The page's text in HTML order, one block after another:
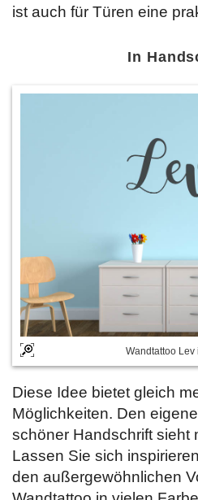
ist auch für Türen eine
In
Wandtattoo Lev
Diese Idee bietet gleich
Möglichkeiten. Den
schöner Handschrift sieht
Lassen Sie sich
den außergewöhnlichen